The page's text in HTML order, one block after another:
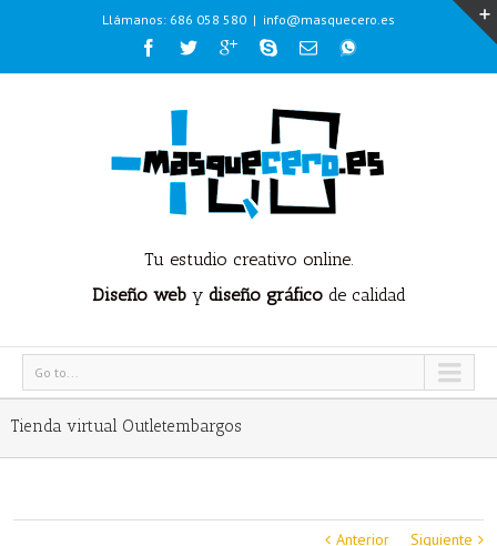
Llámanos: 686 058 580 | info@masquecero.es
Tu estudio creativo online.
Diseño weby diseño gráficode calidad
Go to...
Tienda virtual Outletembargos
Anterior Siguiente